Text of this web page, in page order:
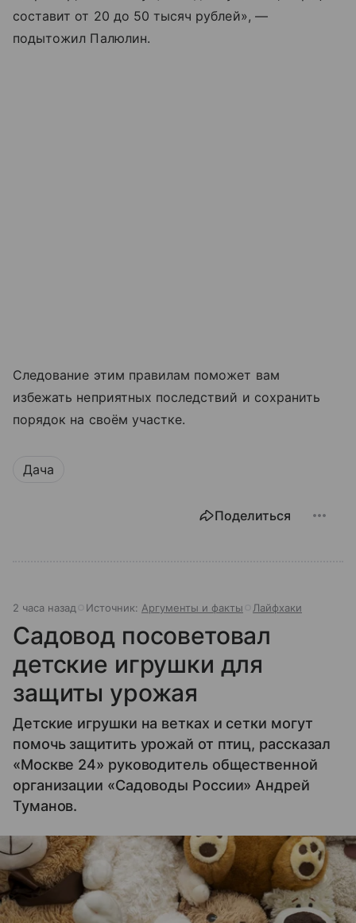
составит от 20 до 50 тысяч рублей», —
подытожил Палюлин.
Следование этим правилам поможет вам
избежать неприятных последствий и сохранить
порядок на своём участке.
Дача
Поделиться
2 часа назад Источник: Аргументы и факты Лайфхаки
Садовод посоветовал
детские игрушки для
защиты урожая
Детские игрушки на ветках и сетки могут
помочь защитить урожай от птиц, рассказал
«Москве 24» руководитель общественной
организации «Садоводы России» Андрей
Туманов.